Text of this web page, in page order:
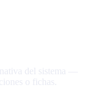
del sistema —
o fichas.